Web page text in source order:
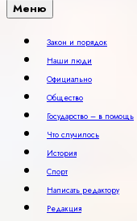
Меню
Закон и порядок
Наши люди
Официально
Общество
Государство – в помощь
Что случилось
История
Спорт
Написать редактору
Редакция